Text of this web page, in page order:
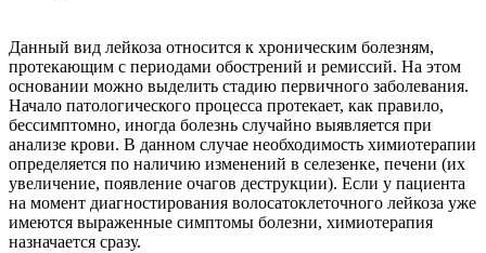
Данный вид лейкоза относится к хроническим болезням,
протекающим с периодами обострений и ремиссий. На этом
основании можно выделить стадию первичного заболевания.
Начало патологического процесса протекает, как правило,
бессимптомно, иногда болезнь случайно выявляется при
анализе крови. В данном случае необходимость химиотерапии
определяется по наличию изменений в селезенке, печени (их
увеличение, появление очагов деструкции). Если у пациента
на момент диагностирования волосатоклеточного лейкоза уже
имеются выраженные симптомы болезни, химиотерапия
назначается сразу.